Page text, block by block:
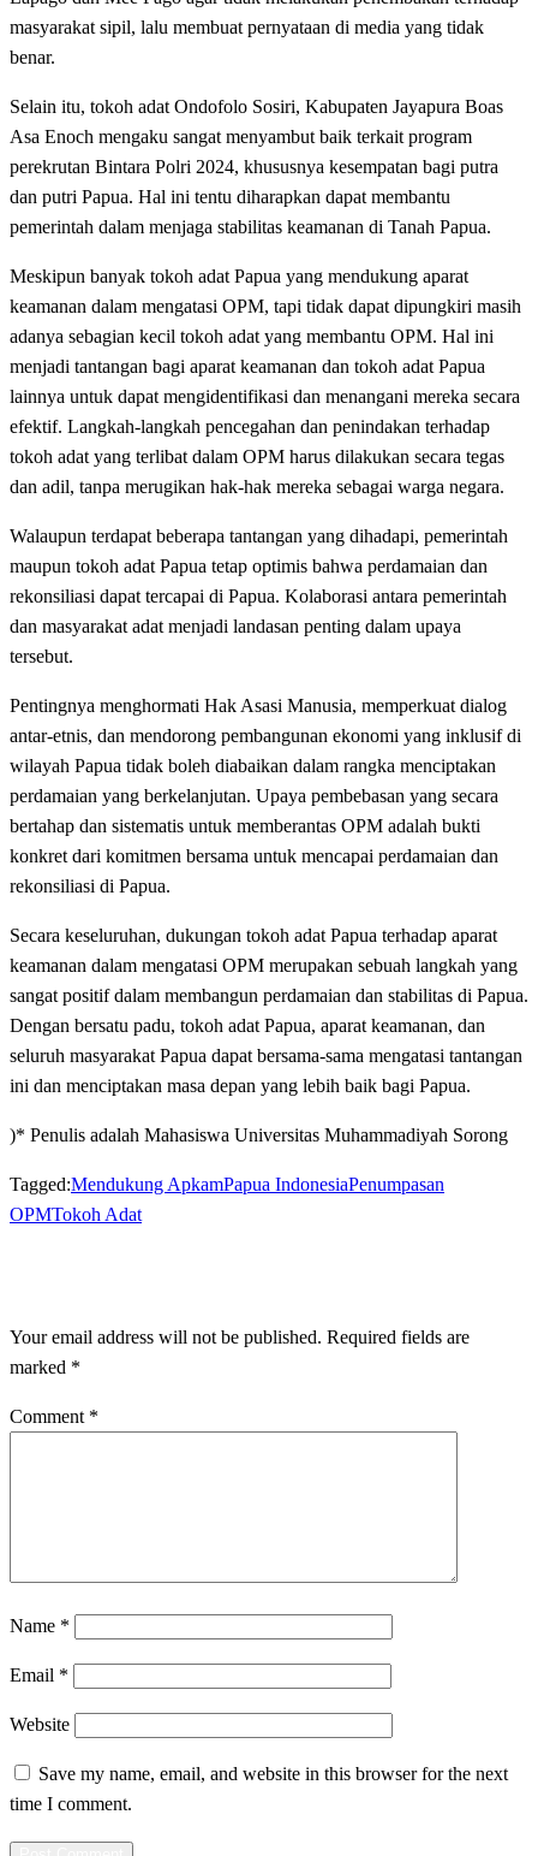
masyarakat sipil, lalu membuat pernyataan di media yang tidak
benar.
Selain itu, tokoh adat Ondofolo Sosiri, Kabupaten Jayapura Boas
Asa Enoch mengaku sangat menyambut baik terkait program
perekrutan Bintara Polri 2024, khususnya kesempatan bagi putra
dan putri Papua. Hal ini tentu diharapkan dapat membantu
pemerintah dalam menjaga stabilitas keamanan di Tanah Papua.
Meskipun banyak tokoh adat Papua yang mendukung aparat
keamanan dalam mengatasi OPM, tapi tidak dapat dipungkiri masih
adanya sebagian kecil tokoh adat yang membantu OPM. Hal ini
menjadi tantangan bagi aparat keamanan dan tokoh adat Papua
lainnya untuk dapat mengidentifikasi dan menangani mereka secara
efektif. Langkah-langkah pencegahan dan penindakan terhadap
tokoh adat yang terlibat dalam OPM harus dilakukan secara tegas
dan adil, tanpa merugikan hak-hak mereka sebagai warga negara.
Walaupun terdapat beberapa tantangan yang dihadapi, pemerintah
maupun tokoh adat Papua tetap optimis bahwa perdamaian dan
rekonsiliasi dapat tercapai di Papua. Kolaborasi antara pemerintah
dan masyarakat adat menjadi landasan penting dalam upaya
tersebut.
Pentingnya menghormati Hak Asasi Manusia, memperkuat dialog
antar-etnis, dan mendorong pembangunan ekonomi yang inklusif di
wilayah Papua tidak boleh diabaikan dalam rangka menciptakan
perdamaian yang berkelanjutan. Upaya pembebasan yang secara
bertahap dan sistematis untuk memberantas OPM adalah bukti
konkret dari komitmen bersama untuk mencapai perdamaian dan
rekonsiliasi di Papua.
Secara keseluruhan, dukungan tokoh adat Papua terhadap aparat
keamanan dalam mengatasi OPM merupakan sebuah langkah yang
sangat positif dalam membangun perdamaian dan stabilitas di Papua.
Dengan bersatu padu, tokoh adat Papua, aparat keamanan, dan
seluruh masyarakat Papua dapat bersama-sama mengatasi tantangan
ini dan menciptakan masa depan yang lebih baik bagi Papua.
)* Penulis adalah Mahasiswa Universitas Muhammadiyah Sorong
Tagged:Mendukung ApkamPapua IndonesiaPenumpasan
OPMTokoh Adat
Your email address will not be published. Required fields are
marked *
Comment *
Name *
Email *
Website
Save my name, email, and website in this browser for the next
time I comment.